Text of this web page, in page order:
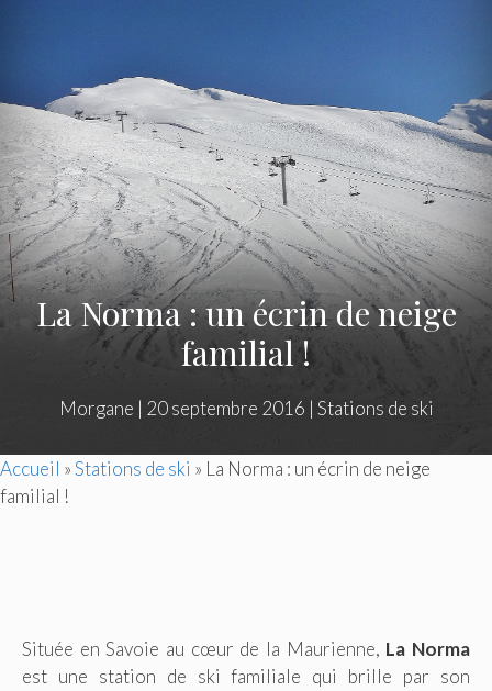
La Norma : un écrin de neige
familial !
Morgane | 20 septembre 2016 | Stations de ski
Accueil »Stations de ski » La Norma : un écrin de neige
familial !
Située en Savoie au cœur de la Maurienne, La Norma
est une station de ski familiale qui brille par son